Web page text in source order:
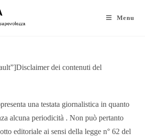
Menu
dei contenuti del
una testata giornalistica in quanto
alcuna periodicità . Non può pertanto
editoriale ai sensi della legge n° 62 del